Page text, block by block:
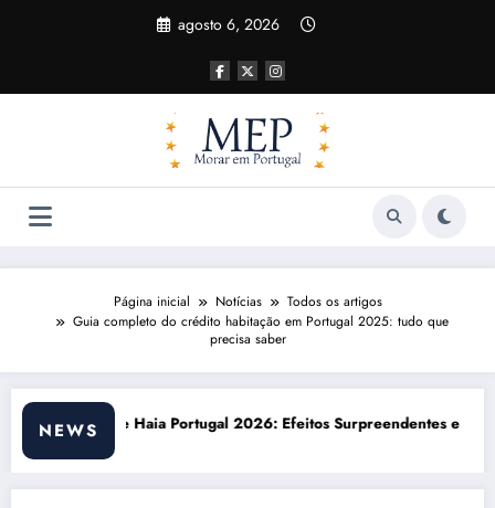
agosto 6, 2026
Página inicial Notícias
Todos os artigos
Guia completo do crédito habitação em Portugal 2025: tudo que
precisa saber
NEWS
Efeitos Surpreendentes e OportunidadesCusto de vida em Portugal 2026: